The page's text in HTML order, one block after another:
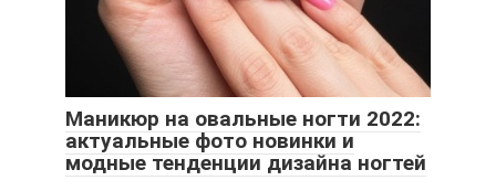
Маникюр на овальные ногти 2022:
актуальные фото новинки и
модные тенденции дизайна ногтей